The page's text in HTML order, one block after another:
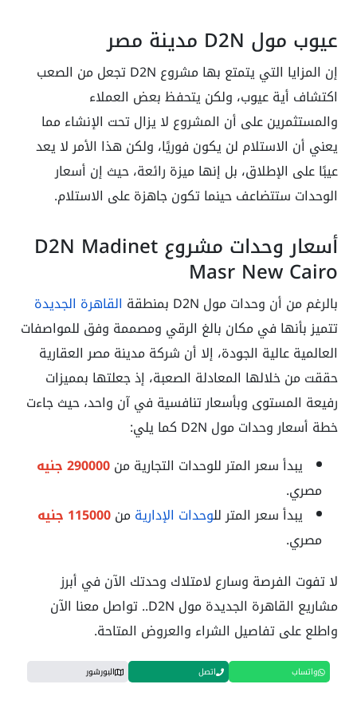
عيوب مول D2N مدينة مصر
إن المزايا التي يتمتع بها مشروع D2N تجعل من الصعب
اكتشاف أية عيوب، ولكن يتحفظ بعض العملاء
والمستثمرين على أن المشروع لا يزال تحت الإنشاء مما
يعني أن الاستلام لن يكون فوريًا، ولكن هذا الأمر لا يعد
عيبًا على الإطلاق، بل إنها ميزة رائعة، حيث إن أسعار
الوحدات ستتضاعف حينما تكون جاهزة على الاستلام.
أسعار وحدات مشروع D2N Madinet
Masr New Cairo
بالرغم من أن وحدات مول D2N بمنطقة
القاهرة الجديدة
تتميز بأنها في مكان بالغ الرقي ومصممة وفق للمواصفات
العالمية عالية الجودة، إلا أن شركة مدينة مصر العقارية
حققت من خلالها المعادلة الصعبة، إذ جعلتها بمميزات
رفيعة المستوى وبأسعار تنافسية في آن واحد، حيث جاءت
خطة أسعار وحدات مول D2N كما يلي:
يبدأ سعر المتر للوحدات التجارية من290000 جنيه
مصري.
يبدأ سعر المتر للوحدات الإدارية من115000 جنيه
مصري.
لا تفوت الفرصة وسارع لامتلاك وحدتك الآن في أبرز
مشاريع القاهرة الجديدة مول D2N.. تواصل معنا الآن
واطلع على تفاصيل الشراء والعروض المتاحة.
واتساب اتصل البورشور